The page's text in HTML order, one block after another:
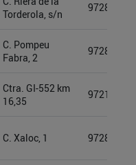
Torderola, s/n
C. Pompeu
Fabra, 2
Ctra. GI-552 km
16,35
C. Xaloc, 1